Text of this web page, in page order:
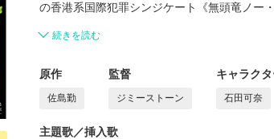
の香港系国際犯罪シンジケート《無頭竜ノー
続きを読む
原作
佐島勤
監督
ジミーストーン
キャラク
石田可奈
主題歌／挿入歌